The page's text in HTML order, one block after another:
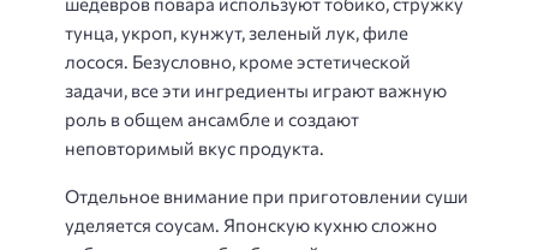
тунца, укроп, кунжут, зеленый лук, филе
лосося. Безусловно, кроме эстетической
задачи, все эти ингредиенты играют важную
роль в общем ансамбле и создают
неповторимый вкус продукта.
Отдельное внимание при приготовлении суши
уделяется соусам. Японскую кухню сложно